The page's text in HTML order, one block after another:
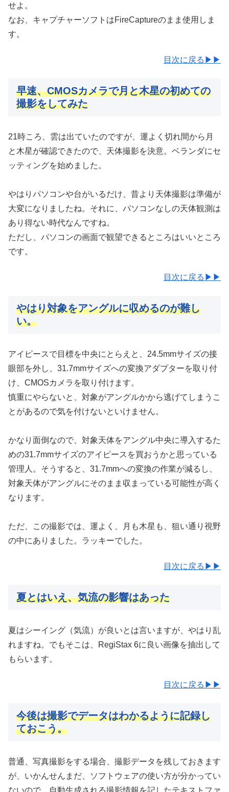
せよ。
なお、キャプチャーソフトはFireCaptureのまま使用しま
す。
目次に戻る▶▶
早速、CMOSカメラで月と木星の初めての
撮影をしてみた
21時ころ、雲は出ていたのですが、運よく切れ間から月
と木星が確認できたので、天体撮影を決意。ベランダにセ
ッティングを始めました。
やはりパソコンや台がいるだけ、昔より天体撮影は準備が
大変になりましたね。それに、パソコンなしの天体観測は
あり得ない時代なんですね。
ただし、パソコンの画面で観望できるところはいいところ
です。
目次に戻る▶▶
やはり対象をアングルに収めるのが難し
い。
アイピースで目標を中央にとらえと、24.5mmサイズの接
眼部を外し、31.7mmサイズへの変換アダプターを取り付
け、CMOSカメラを取り付けます。
慎重にやらないと、対象がアングルかから逃げてしまうこ
とがあるので気を付けないといけません。
かなり面倒なので、対象天体をアングル中央に導入するた
めの31.7mmサイズのアイピースを買おうかと思っている
管理人。そうすると、31.7mmへの変換の作業が減るし、
対象天体がアングルにそのまま収まっている可能性が高く
なります。
ただ、この撮影では、運よく、月も木星も、狙い通り視野
の中にありました。ラッキーでした。
目次に戻る▶▶
夏とはいえ、気流の影響はあった
夏はシーイング（気流）が良いとは言いますが、やはり乱
れますね。でもそこは、RegiStax 6に良い画像を抽出して
もらいます。
目次に戻る▶▶
今後は撮影でデータはわかるように記録し
ておこう。
普通、写真撮影をする場合、撮影データを残しておきます
が、いかんせんまだ、ソフトウェアの使い方が分かってい
ないので、自動生成される撮影情報を記したテキストファ